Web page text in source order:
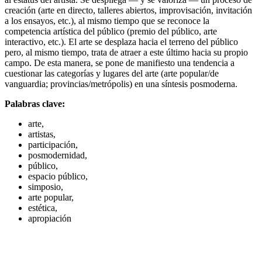
creación (arte en directo, talleres abiertos, improvisación, invitación
a los ensayos, etc.), al mismo tiempo que se reconoce la
competencia artística del público (premio del público, arte
interactivo, etc.). El arte se desplaza hacia el terreno del público
pero, al mismo tiempo, trata de atraer a este último hacia su propio
campo. De esta manera, se pone de manifiesto una tendencia a
cuestionar las categorías y lugares del arte (arte popular/de
vanguardia; provincias/metrópolis) en una síntesis posmoderna.
Palabras clave:
arte,
artistas,
participación,
posmodernidad,
público,
espacio público,
simposio,
arte popular,
estética,
apropiación